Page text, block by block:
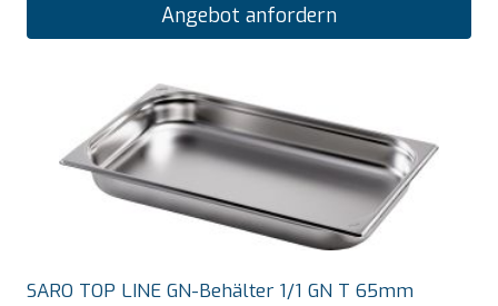
Angebot anfordern
SARO TOP LINE GN-Behälter 1/1 GN T 65mm